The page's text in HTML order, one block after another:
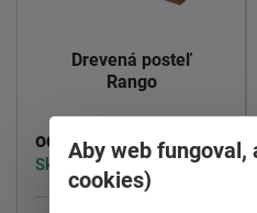
Drevená posteľ
Rango
od 432,00 €
Skladom > 5 ks
Aby web fungoval,
cookies)